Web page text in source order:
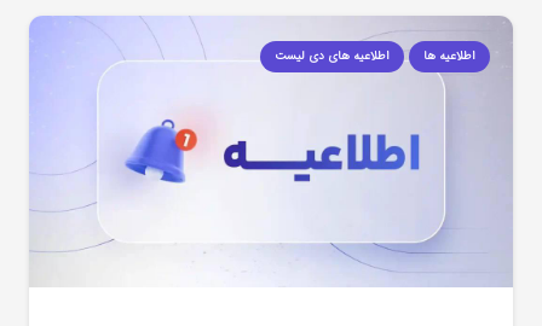
اطلاعیه ها اطلاعیه های دی لیست